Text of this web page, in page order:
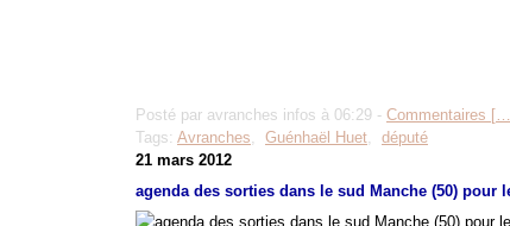
Posté par avranches infos à 06:29 - Commentaires […
Tags: Avranches, Guénhaël Huet, député
21 mars 2012
agenda des sorties dans le sud Manche (50) pour